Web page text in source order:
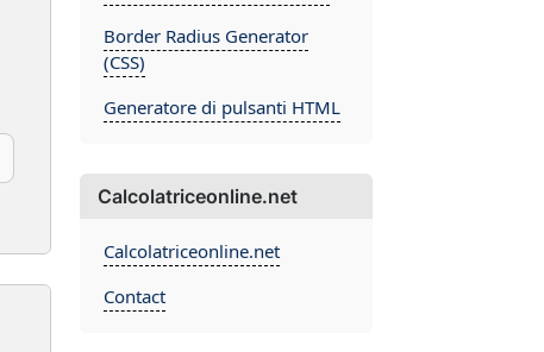
Border Radius Generator
(CSS)
Generatore di pulsanti HTML
Calcolatriceonline.net
Calcolatriceonline.net
Contact